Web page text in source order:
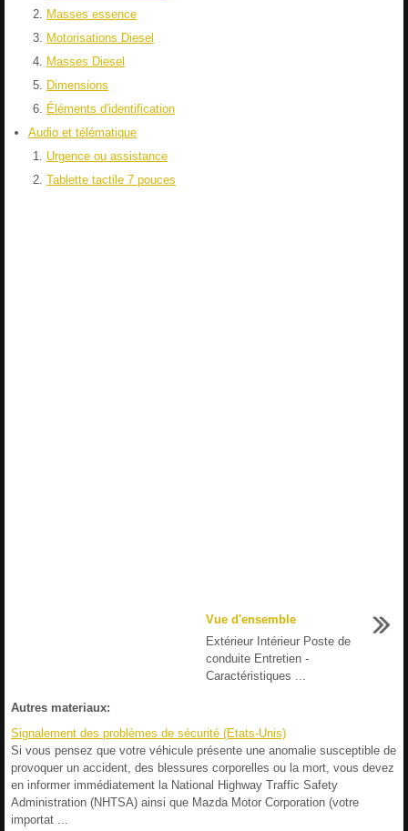
Masses essence
Motorisations Diesel
Masses Diesel
Dimensions
Éléments d'identification
Audio et télématique
Urgence ou assistance
Tablette tactile 7 pouces
Vue d'ensemble
Extérieur Intérieur Poste de
conduite Entretien -
Caractéristiques ...
Autres materiaux:
Signalement des problèmes de sécurité (Etats-Unis)
Si vous pensez que votre véhicule présente une anomalie susceptible de
provoquer un accident, des blessures corporelles ou la mort, vous devez
en informer immédiatement la National Highway Traffic Safety
Administration (NHTSA) ainsi que Mazda Motor Corporation (votre
importat ...